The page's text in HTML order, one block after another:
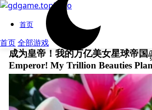
首页
首页全部游戏
成为皇帝！我的万亿美女星球帝国/
Emperor! My Trillion Beauties